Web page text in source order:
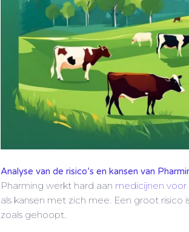
Analyse van de risico’s en kansen van
Pharming werkt hard aan medicijnen
als kansen met zich mee. Een groot
zoals gehoopt.